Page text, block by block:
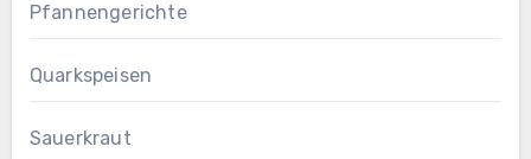
Pfannengerichte
Quarkspeisen
Sauerkraut